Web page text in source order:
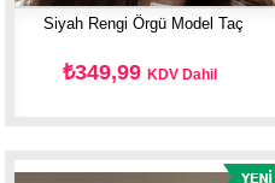
Siyah Rengi Örgü Model Taç
₺349,99KDV Dahil